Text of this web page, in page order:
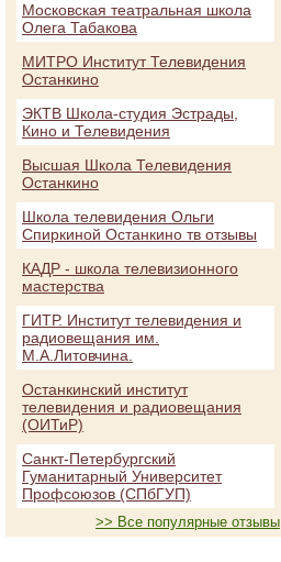
Московская театральная школа
Олега Табакова
МИТРО Институт Телевидения
Останкино
ЭКТВ Школа-студия Эстрады,
Кино и Телевидения
Высшая Школа Телевидения
Останкино
Школа телевидения Ольги
Спиркиной Останкино тв отзывы
КАДР - школа телевизионного
мастерства
ГИТР. Институт телевидения и
радиовещания им.
М.А.Литовчина.
Останкинский институт
телевидения и радиовещания
(ОИТиР)
Санкт-Петербургский
Гуманитарный Университет
Профсоюзов (СПбГУП)
>> Все популярные отзывы